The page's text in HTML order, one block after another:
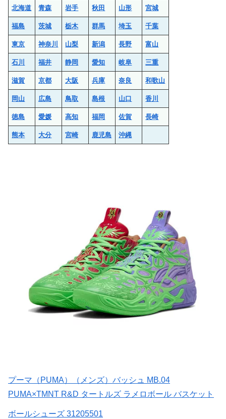
北海道 青森 岩手 秋田 山形 宮城
福島 茨城 栃木 群馬 埼玉 千葉
東京 神奈川 山梨 新潟 長野 富山
石川 福井 静岡 愛知 岐阜 三重
滋賀 京都 大阪 兵庫 奈良 和歌山
岡山 広島 鳥取 島根 山口 香川
徳島 愛媛 高知 福岡 佐賀 長崎
熊本 大分 宮崎 鹿児島 沖縄
プーマ（PUMA）（メンズ）バッシュ MB.04
PUMA×TMNT R&D タートルズ ラメロボール バスケット
ボールシューズ 31205501